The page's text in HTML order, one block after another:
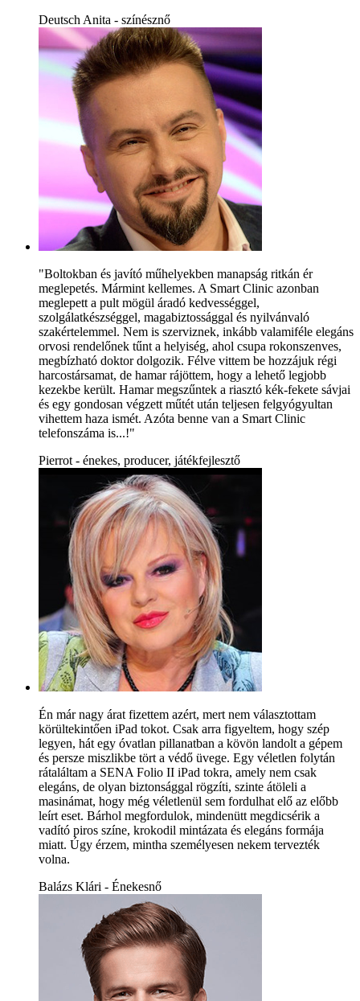
Deutsch Anita - színésznő
"Boltokban és javító műhelyekben manapság ritkán ér
meglepetés. Mármint kellemes. A Smart Clinic azonban
meglepett a pult mögül áradó kedvességgel,
szolgálatkészséggel, magabiztossággal és nyilvánvaló
szakértelemmel. Nem is szerviznek, inkább valamiféle elegáns
orvosi rendelőnek tűnt a helyiség, ahol csupa rokonszenves,
megbízható doktor dolgozik. Félve vittem be hozzájuk régi
harcostársamat, de hamar rájöttem, hogy a lehető legjobb
kezekbe került. Hamar megszűntek a riasztó kék-fekete sávjai
és egy gondosan végzett műtét után teljesen felgyógyultan
vihettem haza ismét. Azóta benne van a Smart Clinic
telefonszáma is...!"
Pierrot - énekes, producer, játékfejlesztő
Én már nagy árat fizettem azért, mert nem választottam
körültekintően iPad tokot. Csak arra figyeltem, hogy szép
legyen, hát egy óvatlan pillanatban a kövön landolt a gépem
és persze miszlikbe tört a védő üvege. Egy véletlen folytán
rátaláltam a SENA Folio II iPad tokra, amely nem csak
elegáns, de olyan biztonsággal rögzíti, szinte átöleli a
masinámat, hogy még véletlenül sem fordulhat elő az előbb
leírt eset. Bárhol megfordulok, mindenütt megdicsérik a
vadító piros színe, krokodil mintázata és elegáns formája
miatt. Úgy érzem, mintha személyesen nekem tervezték
volna.
Balázs Klári - Énekesnő